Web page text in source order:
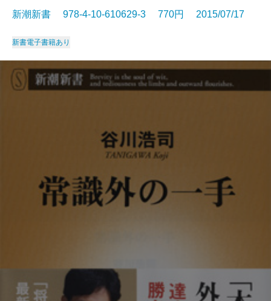
新潮新書 978-4-10-610629-3 770円 2015/07/17
新書電子書籍あり